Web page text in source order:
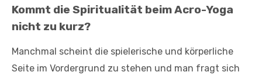
Kommt die Spiritualität beim Acro-Yoga
nicht zu kurz?
Manchmal scheint die spielerische und körperliche
Seite im Vordergrund zu stehen und man fragt sich